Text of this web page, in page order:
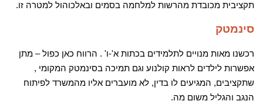
תקציבית מכובדת מהרשות למלחמה בסמים ובאלכוהול למטרה זו.
סינמטק
רכשנו מאות מנויים לתלמידים בכתות א'-ו' . הרווח כאן כפול – מתן
אפשרות לילדים לראות קולנוע וגם תמיכה בסינמטק המקומי ,
שתקציבים, המגיעים לו בדין, לא מועברים אליו מהמשרד לפיתוח
הנגב והגליל משום מה.